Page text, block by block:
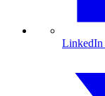
LinkedIn